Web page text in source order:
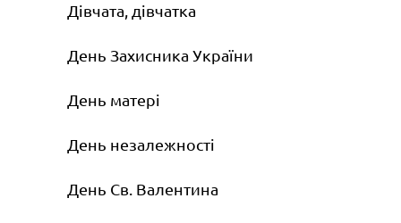
Дівчата, дівчатка
День Захисника України
День матері
День незалежності
День Св. Валентина